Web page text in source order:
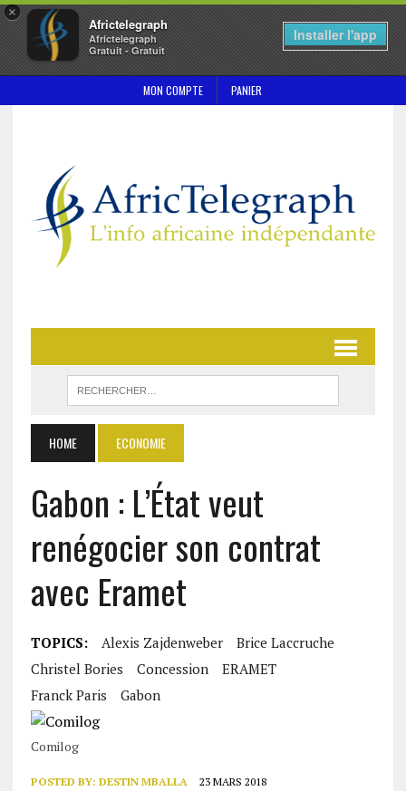
×
Africtelegraph
Africtelegraph
Gratuit - Gratuit
Installer l'app
MON COMPTE PANIER
HOME ECONOMIE
Gabon : L’État veut
renégocier son contrat
avec Eramet
TOPICS: Alexis Zajdenweber
Brice Laccruche
Christel Bories
Concession
ERAMET
Franck Paris
Gabon
Comilog
POSTED BY: DESTIN MBALLA 23 MARS 2018